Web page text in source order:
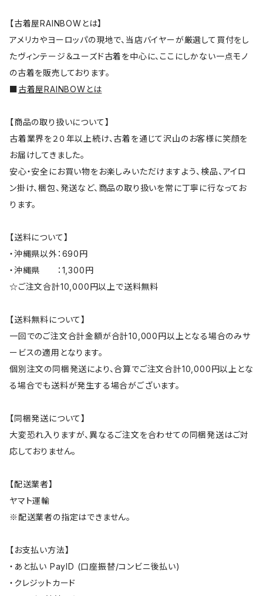
【古着屋RAINBOWとは】
アメリカやヨーロッパの現地で、当店バイヤーが厳選して買付をし
たヴィンテージ＆ユーズド古着を中心に、ここにしかない一点モノ
の古着を販売しております。
■古着屋RAINBOWとは
【商品の取り扱いについて】
古着業界を２０年以上続け、古着を通じて沢山のお客様に笑顔を
お届けしてきました。
安心・安全にお買い物をお楽しみいただけますよう、検品、アイロ
ン掛け、梱包、発送など、商品の取り扱いを常に丁寧に行なってお
ります。
【送料について】
・沖縄県以外：690円
・沖縄県 ：1,300円
☆ご注文合計10,000円以上で送料無料
【送料無料について】
一回でのご注文合計金額が合計10,000円以上となる場合のみサ
ービスの適用となります。
個別注文の同梱発送により、合算でご注文合計10,000円以上とな
る場合でも送料が発生する場合がございます。
【同梱発送について】
大変恐れ入りますが、異なるご注文を合わせての同梱発送はご対
応しておりません。
【配送業者】
ヤマト運輸
※配送業者の指定はできません。
【お支払い方法】
・あと払い PayID (口座振替/コンビニ後払い)
・クレジットカード